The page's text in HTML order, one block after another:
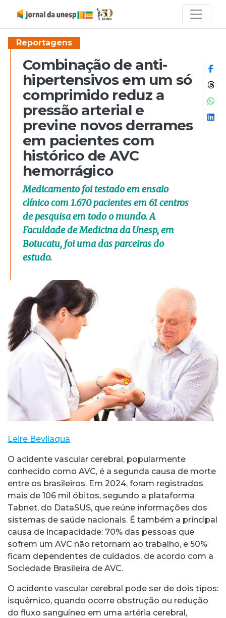
Reportagens
Combinação de anti-
hipertensivos em um só
comprimido reduz a
pressão arterial e
previne novos derrames
em pacientes com
histórico de AVC
hemorrágico
Medicamento foi testado em ensaio
clínico com 1.670 pacientes em 61 centros
de pesquisa em todo o mundo. A
Faculdade de Medicina da Unesp, em
Botucatu, foi uma das parceiras do
estudo.
Leire Bevilaqua
O acidente vascular cerebral, popularmente
conhecido como AVC, é a segunda causa de morte
entre os brasileiros. Em 2024, foram registrados
mais de 106 mil óbitos, segundo a plataforma
Tabnet, do DataSUS, que reúne informações dos
sistemas de saúde nacionais. É também a principal
causa de incapacidade: 70% das pessoas que
sofrem um AVC não retornam ao trabalho, e 50%
ficam dependentes de cuidados, de acordo com a
Sociedade Brasileira de AVC.
O acidente vascular cerebral pode ser de dois tipos:
isquêmico, quando ocorre obstrução ou redução
do fluxo sanguíneo em uma artéria cerebral,